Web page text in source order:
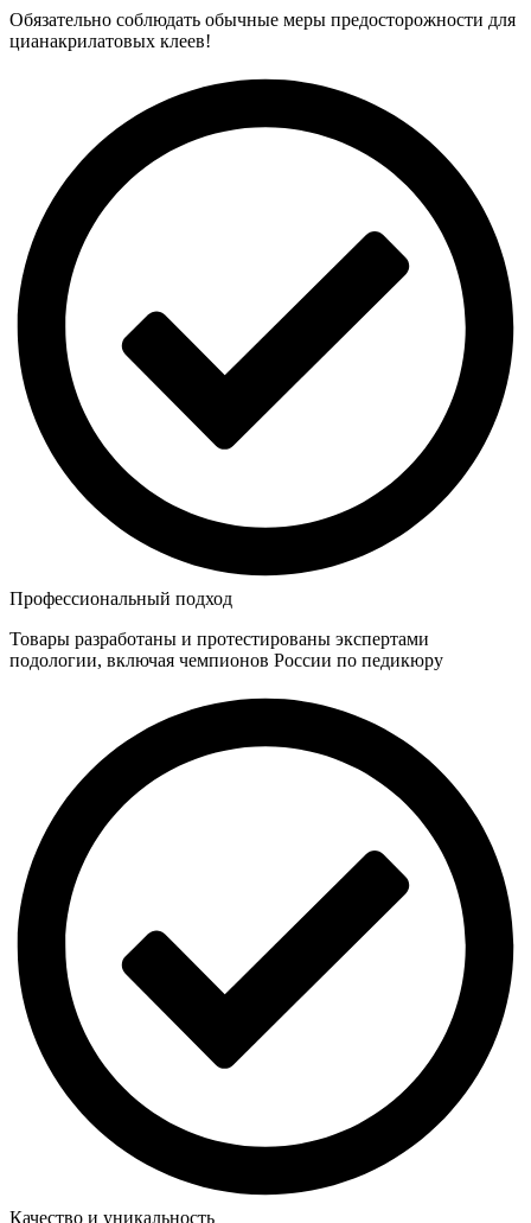
1
мл
Обязательно соблюдать обычные меры предосторожности для
цианакрилатовых клеев!
Профессиональный подход
Товары разработаны и протестированы экспертами
подологии, включая чемпионов России по педикюру
Качество и уникальность